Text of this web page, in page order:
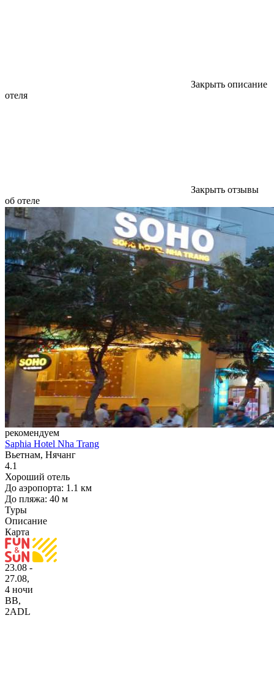
Закрыть описание
отеля
Закрыть отзывы
об отеле
рекомендуем
Saphia Hotel Nha Trang
Вьетнам, Нячанг
4.1
Хороший отель
До аэропорта: 1.1 км
До пляжа: 40 м
Туры
Описание
Карта
23.08 -
27.08,
4 ночи
BB,
2ADL